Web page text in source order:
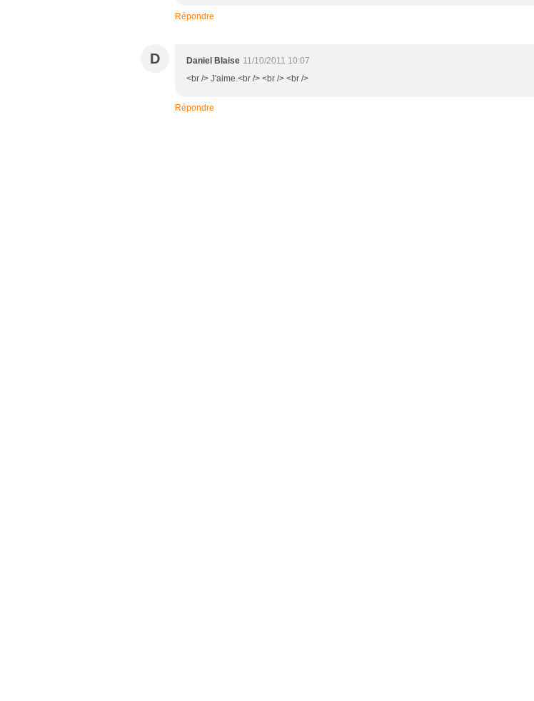
Répondre
D Daniel Blaise 11/10/2011 10:07
<br /> J'aime.<br /> <br /> <br />
Répondre